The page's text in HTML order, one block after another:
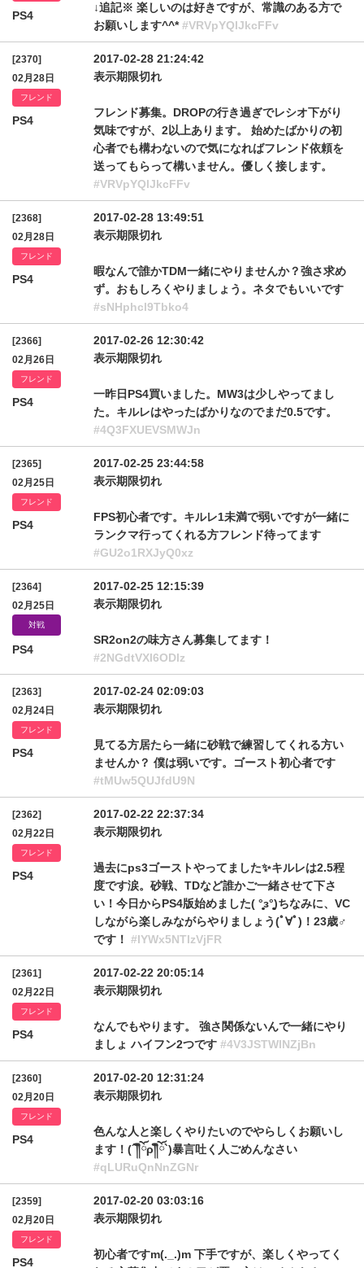
PS4
↓追記※ 楽しいのは好きですが、常識のある方で
お願いします^^*#VRVpYQlJkcFFv
[2370]
02月28日
フレンド
PS4
2017-02-28 21:24:42
表示期限切れ
フレンド募集。DROPの行き過ぎでレシオ下がり
気味ですが、2以上あります。 始めたばかりの初
心者でも構わないので気になればフレンド依頼を
送ってもらって構いません。優しく接します。
#VRVpYQlJkcFFv
[2368]
02月28日
フレンド
PS4
2017-02-28 13:49:51
表示期限切れ
暇なんで誰かTDM一緒にやりませんか？強さ求め
ず。おもしろくやりましょう。ネタでもいいです
#sNHphcl9Tbko4
[2366]
02月26日
フレンド
PS4
2017-02-26 12:30:42
表示期限切れ
一昨日PS4買いました。MW3は少しやってまし
た。キルレはやったばかりなのでまだ0.5です。
#4Q3FXUEVSMWJn
[2365]
02月25日
フレンド
PS4
2017-02-25 23:44:58
表示期限切れ
FPS初心者です。キルレ1未満で弱いですが一緒に
ランクマ行ってくれる方フレンド待ってます
#GU2o1RXJyQ0xz
[2364]
02月25日
対戦
PS4
2017-02-25 12:15:39
表示期限切れ
SR2on2の味方さん募集してます！
#2NGdtVXl6ODlz
[2363]
02月24日
フレンド
PS4
2017-02-24 02:09:03
表示期限切れ
見てる方居たら一緒に砂戦で練習してくれる方い
ませんか？ 僕は弱いです。ゴースト初心者です
#tMUw5QUJfdU9N
[2362]
02月22日
フレンド
PS4
2017-02-22 22:37:34
表示期限切れ
過去にps3ゴーストやってました✨キルレは2.5程
度です涙。砂戦、TDなど誰かご一緒させて下さ
い！今日からPS4版始めました( °̥̥̥̥̥̥̥̥з°̥̥̥̥̥̥̥̥)ちなみに、VC
しながら楽しみながらやりましょう(ﾟ∀ﾟ)！23歳♂
です！ #IYWx5NTIzVjFR
[2361]
02月22日
フレンド
PS4
2017-02-22 20:05:14
表示期限切れ
なんでもやります。 強さ関係ないんで一緒にやり
ましょ ハイフン2つです #4V3JSTWlNZjBn
[2360]
02月20日
フレンド
PS4
2017-02-20 12:31:24
表示期限切れ
色んな人と楽しくやりたいのでやらしくお願いし
ます！(´༎ຶོρ༎ຶོ`)暴言吐く人ごめんなさい
#qLURuQnNnZGNr
[2359]
02月20日
フレンド
PS4
2017-02-20 03:03:16
表示期限切れ
初心者ですm(._.)m 下手ですが、楽しくやってく